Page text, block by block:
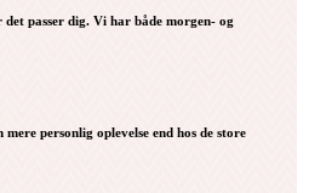
passer dig. Vi har både morgen- og
personlig oplevelse end hos de store